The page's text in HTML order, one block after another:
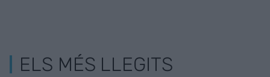
ELS MÉS LLEGITS